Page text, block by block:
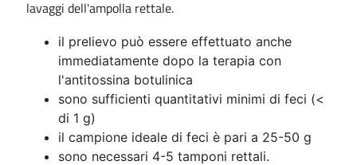
lavaggi dell'ampolla rettale.
il prelievo può essere effettuato anche
immediatamente dopo la terapia con
l'antitossina botulinica
sono sufficienti quantitativi minimi di feci (<
di 1 g)
il campione ideale di feci è pari a 25-50 g
sono necessari 4-5 tamponi rettali.